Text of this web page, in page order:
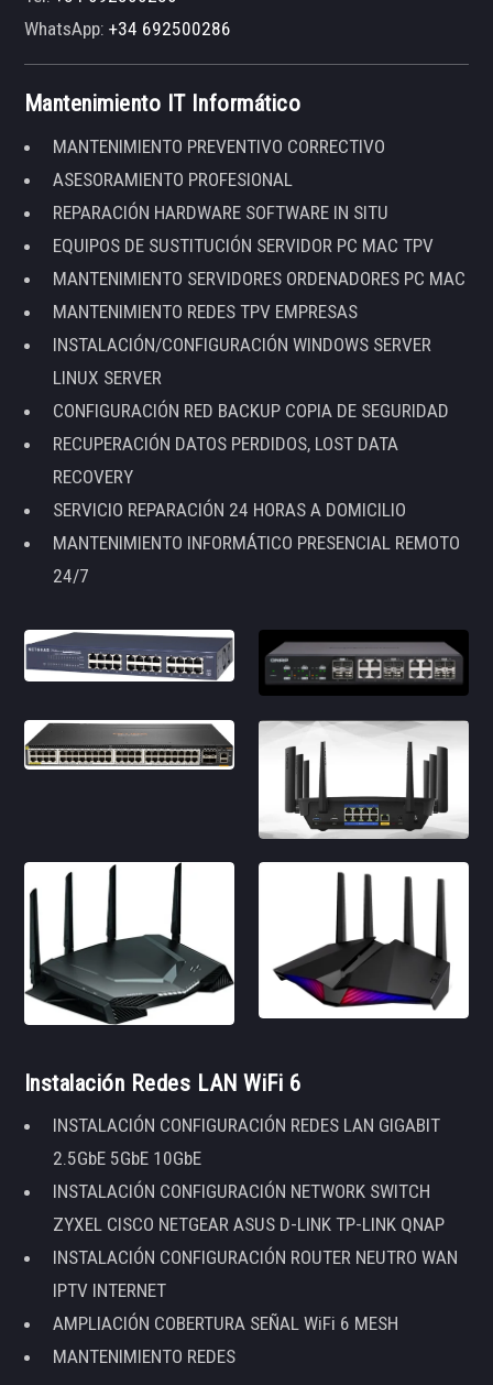
WhatsApp:+34 692500286
Mantenimiento IT Informático
MANTENIMIENTO PREVENTIVO CORRECTIVO
ASESORAMIENTO PROFESIONAL
REPARACIÓN HARDWARE SOFTWARE IN SITU
EQUIPOS DE SUSTITUCIÓN SERVIDOR PC MAC TPV
MANTENIMIENTO SERVIDORES ORDENADORES PC MAC
MANTENIMIENTO REDES TPV EMPRESAS
INSTALACIÓN/CONFIGURACIÓN WINDOWS SERVER
LINUX SERVER
CONFIGURACIÓN RED BACKUP COPIA DE SEGURIDAD
RECUPERACIÓN DATOS PERDIDOS, LOST DATA
RECOVERY
SERVICIO REPARACIÓN 24 HORAS A DOMICILIO
MANTENIMIENTO INFORMÁTICO PRESENCIAL REMOTO
24/7
Instalación Redes LAN WiFi 6
INSTALACIÓN CONFIGURACIÓN REDES LAN GIGABIT
2.5GbE 5GbE 10GbE
INSTALACIÓN CONFIGURACIÓN NETWORK SWITCH
ZYXEL CISCO NETGEAR ASUS D-LINK TP-LINK QNAP
INSTALACIÓN CONFIGURACIÓN ROUTER NEUTRO WAN
IPTV INTERNET
AMPLIACIÓN COBERTURA SEÑAL WiFi 6 MESH
MANTENIMIENTO REDES